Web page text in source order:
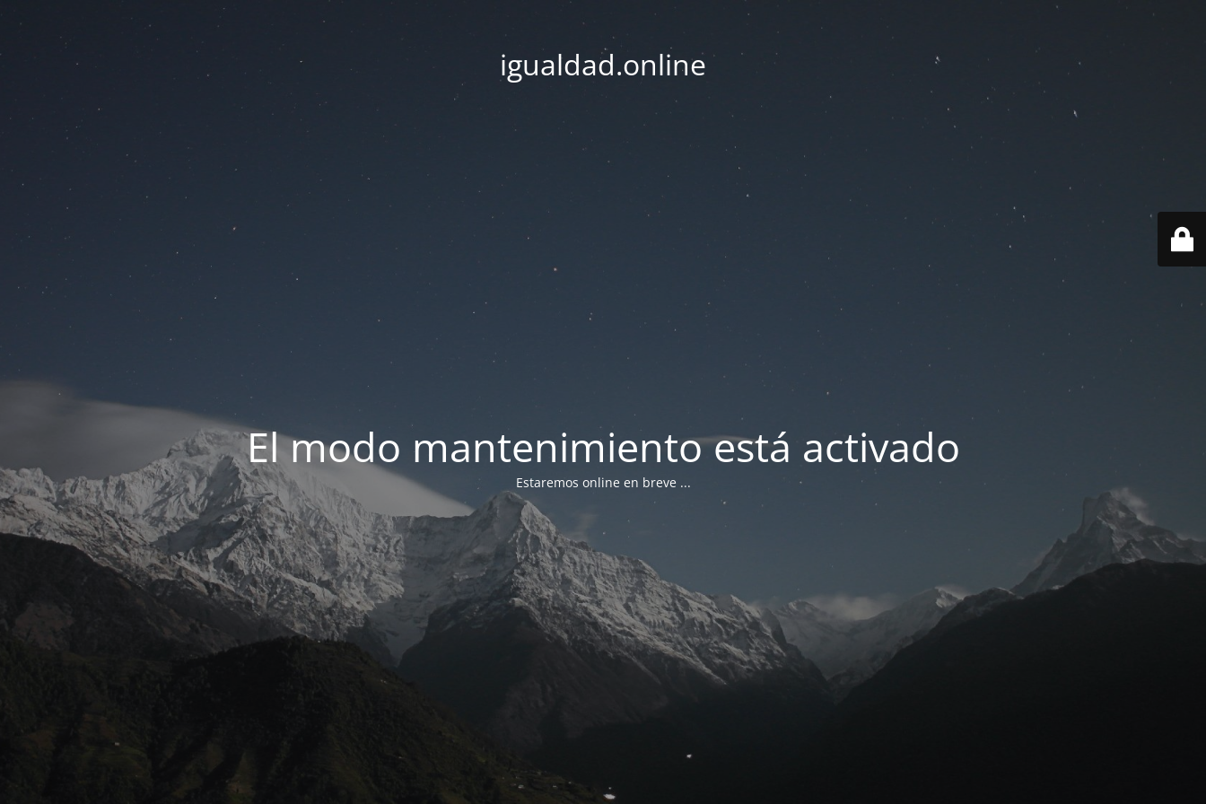
igualdad.online
El modo mantenimiento está activado
Estaremos online en breve ...